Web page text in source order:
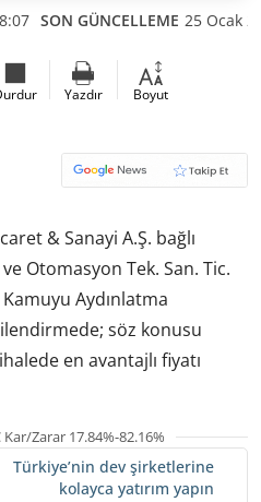
SON GÜNCELLEME 25 Ocak
Yazdır Boyut
& Sanayi A.Ş. bağlı
Otomasyon Tek. San. Tic.
Kamuyu Aydınlatma
söz konusu
en avantajlı fiyatı
Zarar 17.84%-82.16%
Türkiye’nin dev şirketlerine
kolayca yatırım yapın